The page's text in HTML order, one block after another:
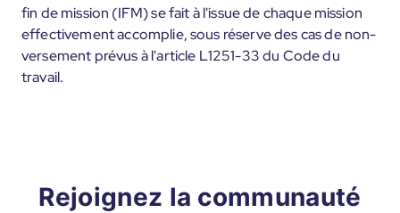
fin de mission (IFM) se fait à l'issue de chaque mission
effectivement accomplie, sous réserve des cas de non-
versement prévus à l'article L1251-33 du Code du
travail.
Rejoignez la communauté